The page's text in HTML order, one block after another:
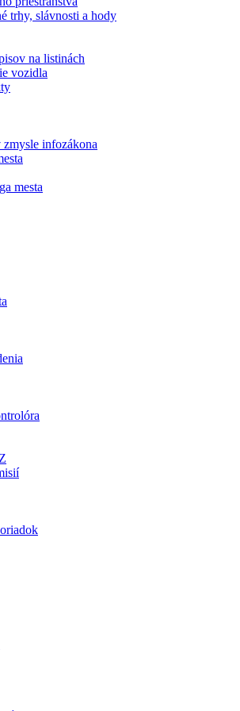
trhy, slávnosti a hody
na listinách
vozidla
infozákona
mesta